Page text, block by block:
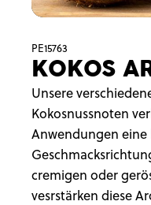
PE15763
KOKOS
Unsere
Kokosnussnoten
Anwendungen eine
cremigen oder
vesrstärken diese